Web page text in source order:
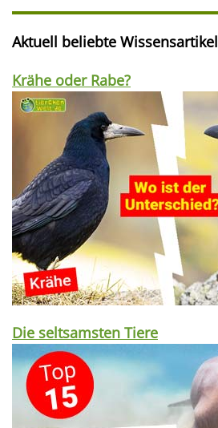
Aktuell beliebte Wissensartikel
Krähe oder Rabe?
Die seltsamsten Tiere